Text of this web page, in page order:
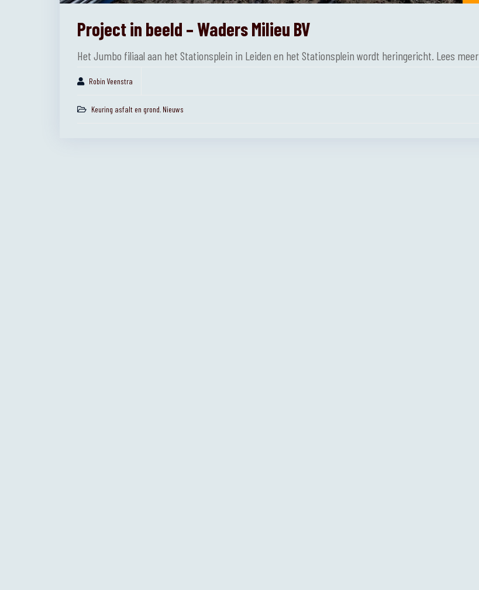
Project in beeld – Waders Milieu BV
Het Jumbo filiaal aan het Stationsplein in Leiden en het Stationsplein wordt heringericht. Lees meer
Robin Veenstra
Keuring asfalt en grond, Nieuws